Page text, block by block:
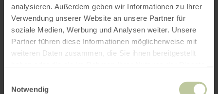
analysieren. Außerdem geben wir Informationen zu Ihrer
Verwendung unserer Website an unsere Partner für
soziale Medien, Werbung und Analysen weiter. Unsere
Partner führen diese Informationen möglicherweise mit
weiteren Daten zusammen, die Sie ihnen bereitgestellt
Notwendig
ca. zwei Stunden. Ihre Karte können Sie gerne
vorab im iPUNKT kaufen oder direkt beim
Stadtführer vor Ort.
Impressionen